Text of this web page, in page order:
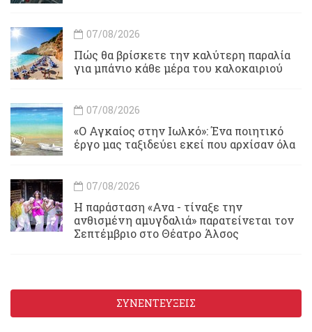
07/08/2026
Πώς θα βρίσκετε την καλύτερη παραλία
για μπάνιο κάθε μέρα του καλοκαιριού
07/08/2026
«Ο Αγκαίος στην Ιωλκό»: Ένα ποιητικό
έργο μας ταξιδεύει εκεί που αρχίσαν όλα
07/08/2026
Η παράσταση «Ανα - τίναξε την
ανθισμένη αμυγδαλιά» παρατείνεται τον
Σεπτέμβριο στο Θέατρο Άλσος
ΣΥΝΕΝΤΕΥΞΕΙΣ